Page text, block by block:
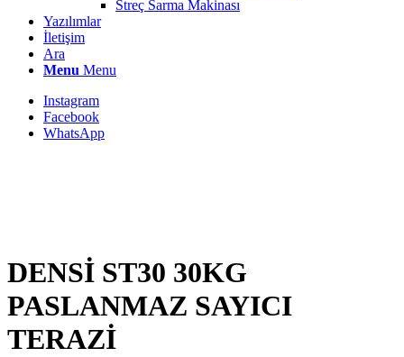
Streç Sarma Makinası
Yazılımlar
İletişim
Ara
Menu Menu
Instagram
Facebook
WhatsApp
DENSİ ST30 30KG
PASLANMAZ SAYICI
TERAZİ